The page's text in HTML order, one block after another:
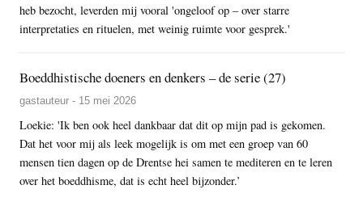
heb bezocht, leverden mij vooral 'ongeloof op – over starre
interpretaties en rituelen, met weinig ruimte voor gesprek.'
Boeddhistische doeners en denkers – de serie (27)
gastauteur - 15 mei 2026
Loekie: 'Ik ben ook heel dankbaar dat dit op mijn pad is gekomen.
Dat het voor mij als leek mogelijk is om met een groep van 60
mensen tien dagen op de Drentse hei samen te mediteren en te leren
over het boeddhisme, dat is echt heel bijzonder.’